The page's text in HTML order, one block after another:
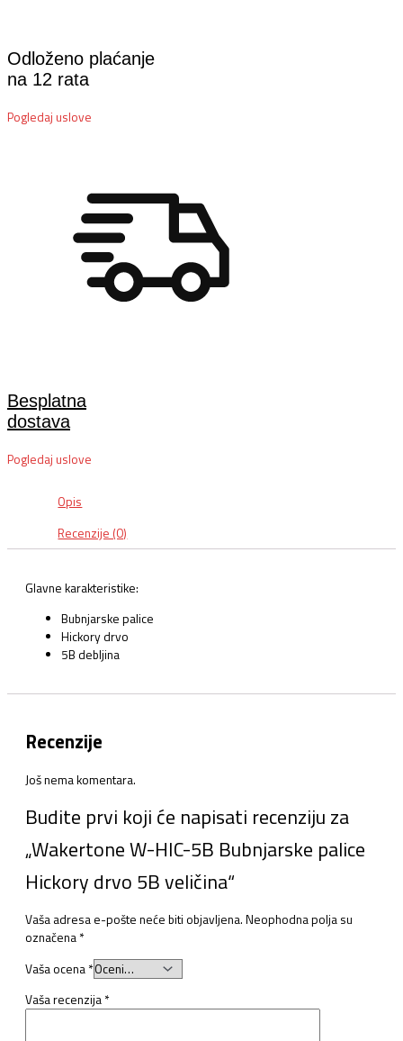
Odloženo plaćanje
na 12 rata
Pogledaj uslove
Besplatna
dostava
Pogledaj uslove
Opis
Recenzije (0)
Glavne karakteristike:
Bubnjarske palice
Hickory drvo
5B debljina
Recenzije
Još nema komentara.
Budite prvi koji će napisati recenziju za
„Wakertone W-HIC-5B Bubnjarske palice
Hickory drvo 5B veličina“
Vaša adresa e-pošte neće biti objavljena. Neophodna polja su
označena *
Vaša ocena *
Vaša recenzija *